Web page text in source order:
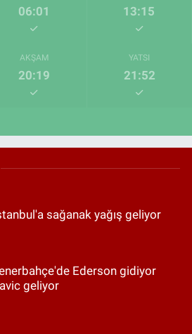
06:01 13:15
AKŞAM
20:19
YATSI
21:52
sağanak yağış geliyor
Ederson gidiyor
geliyor